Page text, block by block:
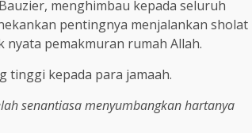
menghimbau kepada seluruh
pentingnya menjalankan sholat
nyata pemakmuran rumah Allah.
tinggi kepada para jamaah.
senantiasa menyumbangkan hartanya